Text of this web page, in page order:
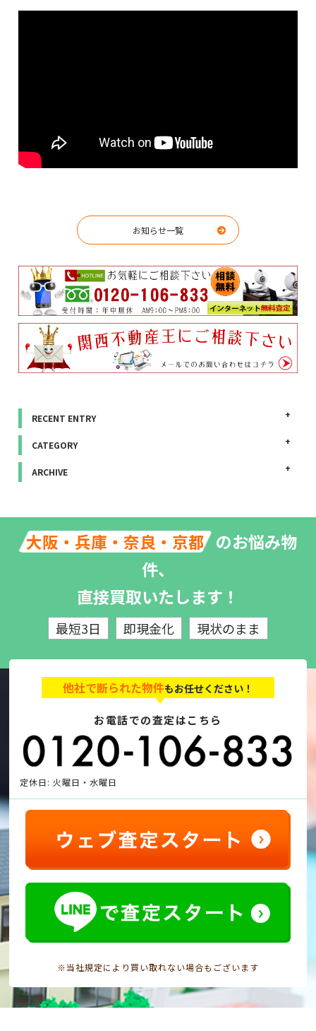
お知らせ一覧
RECENT ENTRY
CATEGORY
ARCHIVE
大阪・兵庫・奈良・京都 のお悩み物
件、
直接買取いたします！
最短3日 即現金化 現状のまま
他社で断られた物件もお任せください！
お電話での査定はこちら
定休日: 火曜日・水曜日
※当社規定により買い取れない場合もございます